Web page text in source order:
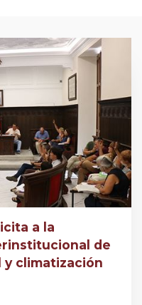
a la
de
climatización